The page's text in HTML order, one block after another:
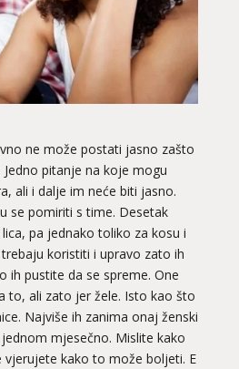
ne može postati jasno zašto
pitanje na koje mogu
ali i dalje im neće biti jasno.
se pomiriti s time. Desetak
pa jednako toliko za kosu i
koristiti i upravo zato ih
ih pustite da se spreme. One
to, ali zato jer žele. Isto kao što
Najviše ih zanima onaj ženski
mjesečno. Mislite kako
kako to može boljeti. E